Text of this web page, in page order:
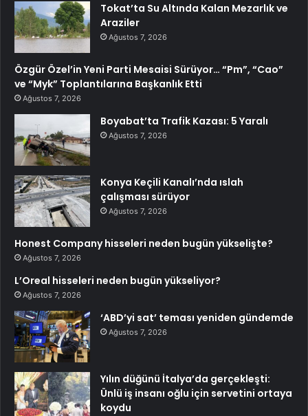
Tokat’ta Su Altında Kalan Mezarlık ve
Araziler
Ağustos 7, 2026
Özgür Özel’in Yeni Parti Mesaisi Sürüyor… “Pm”, “Cao”
ve “Myk” Toplantılarına Başkanlık Etti
Ağustos 7, 2026
Boyabat’ta Trafik Kazası: 5 Yaralı
Ağustos 7, 2026
Konya Keçili Kanalı’nda ıslah
çalışması sürüyor
Ağustos 7, 2026
Honest Company hisseleri neden bugün yükselişte?
Ağustos 7, 2026
L’Oreal hisseleri neden bugün yükseliyor?
Ağustos 7, 2026
‘ABD’yi sat’ teması yeniden gündemde
Ağustos 7, 2026
Yılın düğünü İtalya’da gerçekleşti:
Ünlü iş insanı oğlu için servetini ortaya
koydu